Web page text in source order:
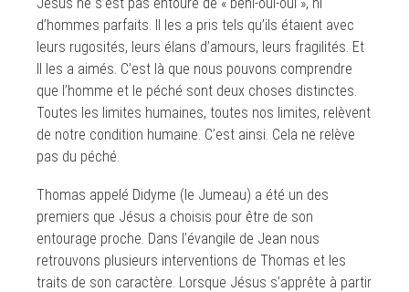
d’hommes parfaits. Il les a pris tels qu’ils étaient avec
leurs rugosités, leurs élans d’amours, leurs fragilités. Et
Il les a aimés. C’est là que nous pouvons comprendre
que l’homme et le péché sont deux choses distinctes.
Toutes les limites humaines, toutes nos limites, relèvent
de notre condition humaine. C’est ainsi. Cela ne relève
pas du péché.
Thomas appelé Didyme (le Jumeau) a été un des
premiers que Jésus a choisis pour être de son
entourage proche. Dans l’évangile de Jean nous
retrouvons plusieurs interventions de Thomas et les
traits de son caractère. Lorsque Jésus s’apprête à partir